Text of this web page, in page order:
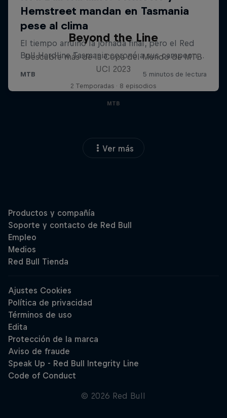
Beyond the Line
Descubre más de la Copa del Mundo de MTB
UCI 2023
2 Temporadas · 8 episodios
MTB
Ver más